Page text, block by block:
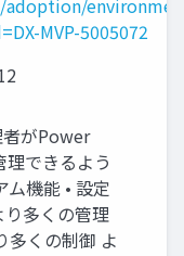
MVP-5005072
者がPower
できるよう
ム機能 • 設定
多くの管理
多くの制御 よ